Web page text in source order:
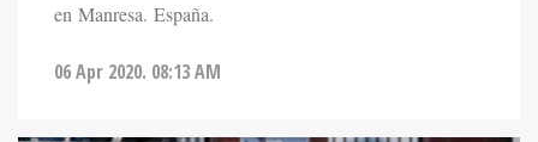
en Manresa. España.
06 Apr 2020. 08:13 AM